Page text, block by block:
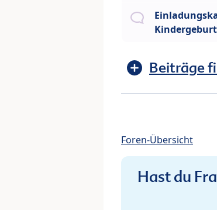
Beiträge
Foren-Übersicht
Hast du